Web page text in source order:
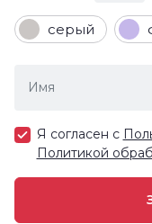
серый
Я согласен с
Политикой